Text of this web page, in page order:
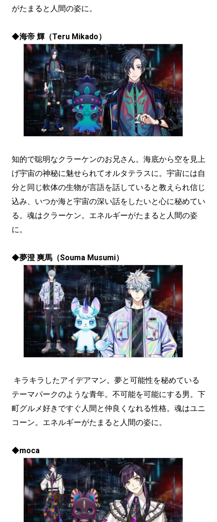
がたまると人間の姿に。
◆海帝 輝（Teru Mikado）
知的で聡明なクラーケンのお兄さん。海底から空を見上
げ宇宙の神秘に魅せられてオルタテラスに。宇宙には自
分と同じ軟体の生物が言語を話していると教えられ信じ
込み、いつか海と宇宙の深い話をしたいと心に秘めてい
る。魂はクラーケン。エネルギーがたまると人間の姿
に。
◆夢澄 爽馬（Souma Musumi）
キラキラしたアイデアマン。夢と可能性を秘めている
テーマパークのような青年。不可能を可能にする男。下
町グルメ好きですぐ人間と仲良くなれる性格。魂はユニ
コーン。エネルギーがたまると人間の姿に。
◆moca